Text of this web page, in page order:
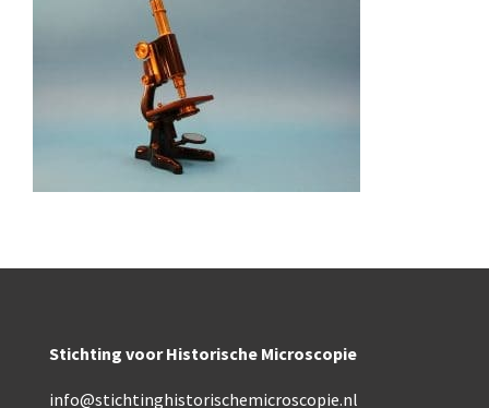
Culpeper (ca. 1735)
Cuff (ca. 1745)
volgens Culpeper (1750-1780)
Stichting voor Historische Microscopie
info@stichtinghistorischemicroscopie.nl